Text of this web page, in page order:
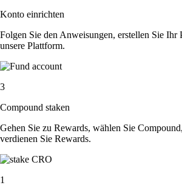
Konto einrichten
Folgen Sie den Anweisungen, erstellen Sie Ihr
unsere Plattform.
3
Compound staken
Gehen Sie zu Rewards, wählen Sie
verdienen Sie Rewards.
1